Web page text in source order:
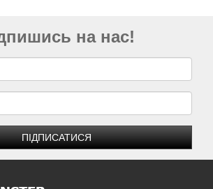
на нас!
ПІДПИСАТИСЯ